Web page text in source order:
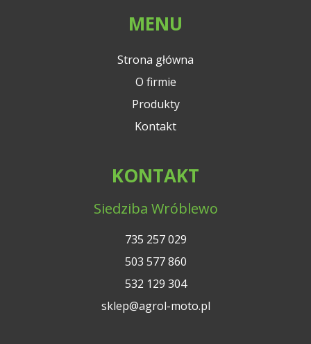
MENU
Strona główna
O firmie
Produkty
Kontakt
KONTAKT
Siedziba Wróblewo
735 257 029
503 577 860
532 129 304
sklep@agrol-moto.pl